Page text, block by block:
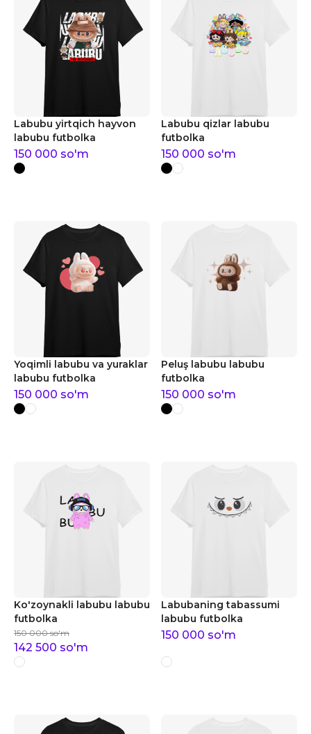
Labubu yirtqich hayvon
labubu futbolka
150 000 so'm
Labubu qizlar labubu
futbolka
150 000 so'm
Yoqimli labubu va yuraklar
labubu futbolka
150 000 so'm
Peluş labubu labubu
futbolka
150 000 so'm
Ko'zoynakli labubu labubu
futbolka
150 000 so'm
142 500 so'm
Labubaning tabassumi
labubu futbolka
150 000 so'm